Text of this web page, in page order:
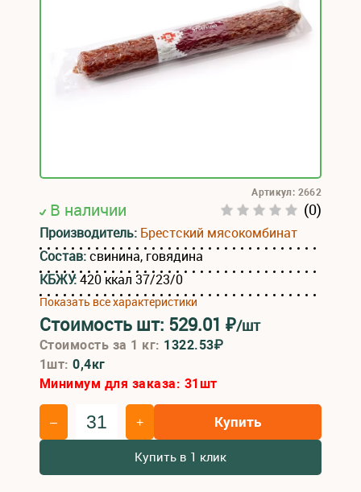
В наличии (0)
Артикул: 2662
Производитель: Брестский мясокомбинат
Состав:свинина, говядина
КБЖУ:420 ккал 37/23/0
Показать все характеристики
Стоимость шт: 529.01 ₽/шт
Стоимость за 1 кг: 1322.53₽
1шт:0,4кг
Минимум для заказа: 31шт
– + Купить
Купить в 1 клик